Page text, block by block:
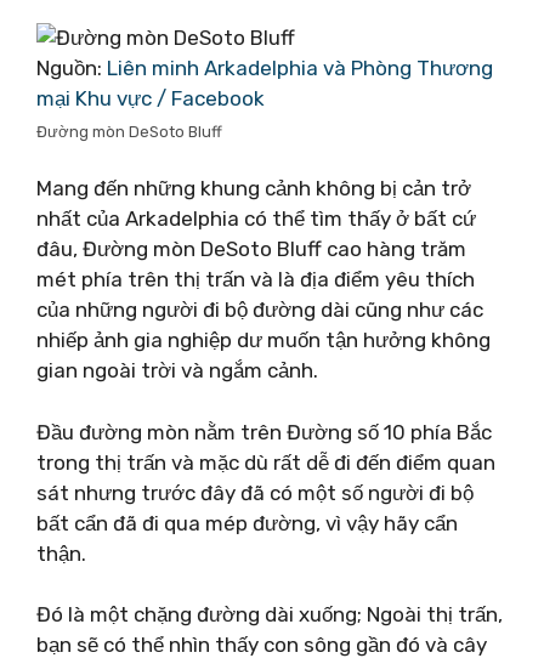
Nguồn: Liên minh Arkadelphia và Phòng Thương
mại Khu vực / Facebook
Đường mòn DeSoto Bluff
Mang đến những khung cảnh không bị cản trở
nhất của Arkadelphia có thể tìm thấy ở bất cứ
đâu, Đường mòn DeSoto Bluff cao hàng trăm
mét phía trên thị trấn và là địa điểm yêu thích
của những người đi bộ đường dài cũng như các
nhiếp ảnh gia nghiệp dư muốn tận hưởng không
gian ngoài trời và ngắm cảnh.
Đầu đường mòn nằm trên Đường số 10 phía Bắc
trong thị trấn và mặc dù rất dễ đi đến điểm quan
sát nhưng trước đây đã có một số người đi bộ
bất cẩn đã đi qua mép đường, vì vậy hãy cẩn
thận.
Đó là một chặng đường dài xuống; Ngoài thị trấn,
bạn sẽ có thể nhìn thấy con sông gần đó và cây